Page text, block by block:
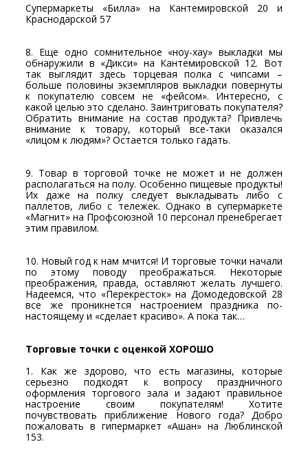
Супермаркеты «Билла» на Кантемировской 20 и
Краснодарской 57
8. Еще одно сомнительное «ноу-хау» выкладки мы
обнаружили в «Дикси» на Кантемировской 12. Вот
так выглядит здесь торцевая полка с чипсами –
больше половины экземпляров выкладки повернуты
к покупателю совсем не «фейсом». Интересно, с
какой целью это сделано. Заинтриговать покупателя?
Обратить внимание на состав продукта? Привлечь
внимание к товару, который все-таки оказался
«лицом к людям»? Остается только гадать.
9. Товар в торговой точке не может и не должен
располагаться на полу. Особенно пищевые продукты!
Их даже на полку следует выкладывать либо с
паллетов, либо с тележек. Однако в супермаркете
«Магнит» на Профсоюзной 10 персонал пренебрегает
этим правилом.
10. Новый год к нам мчится! И торговые точки начали
по этому поводу преображаться. Некоторые
преображения, правда, оставляют желать лучшего.
Надеемся, что «Перекресток» на Домодедовской 28
все же проникнется настроением праздника по-
настоящему и «сделает красиво». А пока так…
Торговые точки с оценкой ХОРОШО
1. Как же здорово, что есть магазины, которые
серьезно подходят к вопросу праздничного
оформления торгового зала и задают правильное
настроение своим покупателям! Хотите
почувствовать приближение Нового года? Добро
пожаловать в гипермаркет «Ашан» на Люблинской
153.